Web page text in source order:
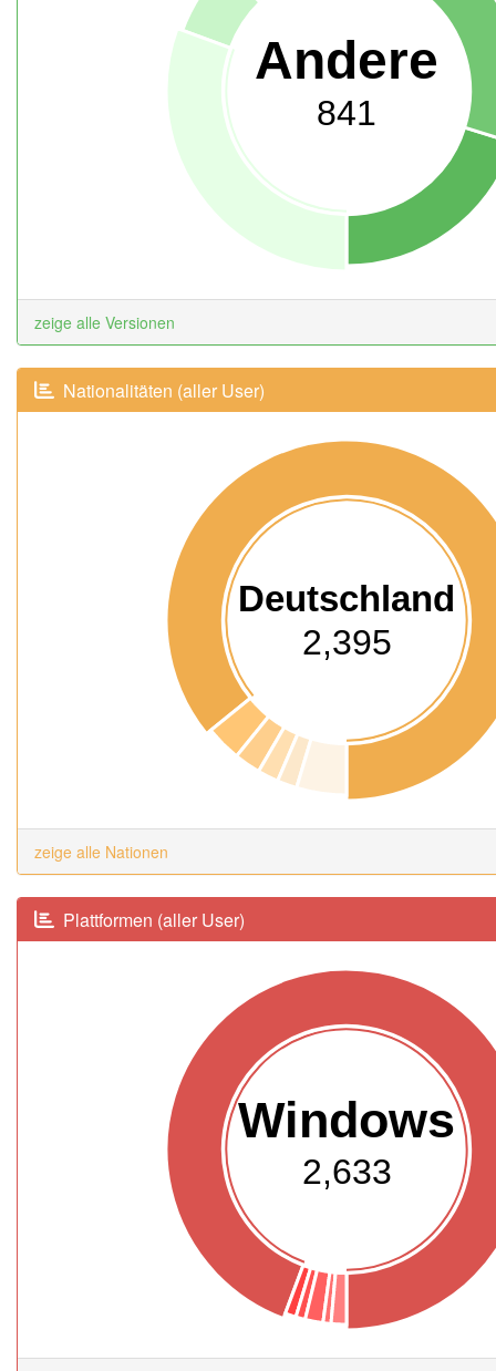
Andere
841
zeige alle Versionen
Nationalitäten (aller User)
Deutschland
2,395
zeige alle Nationen
Plattformen (aller User)
Windows
2,633